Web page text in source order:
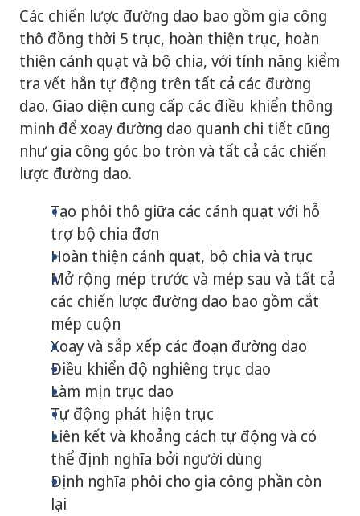
Các chiến lược đường dao bao gồm gia công
thô đồng thời 5 trục, hoàn thiện trục, hoàn
thiện cánh quạt và bộ chia, với tính năng kiểm
tra vết hằn tự động trên tất cả các đường
dao. Giao diện cung cấp các điều khiển thông
minh để xoay đường dao quanh chi tiết cũng
như gia công góc bo tròn và tất cả các chiến
lược đường dao.
Tạo phôi thô giữa các cánh quạt với hỗ
trợ bộ chia đơn
Hoàn thiện cánh quạt, bộ chia và trục
Mở rộng mép trước và mép sau và tất cả
các chiến lược đường dao bao gồm cắt
mép cuộn
Xoay và sắp xếp các đoạn đường dao
Điều khiển độ nghiêng trục dao
Làm mịn trục dao
Tự động phát hiện trục
Liên kết và khoảng cách tự động và có
thể định nghĩa bởi người dùng
Định nghĩa phôi cho gia công phần còn
lại